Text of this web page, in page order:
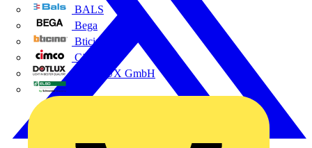
BALS
Bega
Bticino
Cimco
DOTLUX GmbH